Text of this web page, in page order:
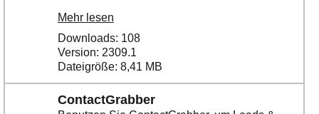
Mehr lesen
Downloads: 108
Version: 2309.1
Dateigröße: 8,41 MB
ContactGrabber